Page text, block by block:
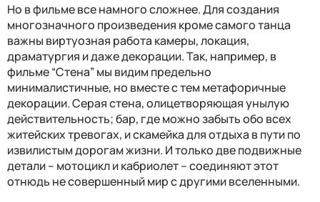
Но в фильме все намного сложнее. Для создания
многозначного произведения кроме самого танца
важны виртуозная работа камеры, локация,
драматургия и даже декорации. Так, например, в
фильме “Стена” мы видим предельно
минималистичные, но вместе с тем метафоричные
декорации. Серая стена, олицетворяющая унылую
действительность; бар, где можно забыть обо всех
житейских тревогах, и скамейка для отдыха в пути по
извилистым дорогам жизни. И только две подвижные
детали – мотоцикл и кабриолет – соединяют этот
отнюдь не совершенный мир с другими вселенными.